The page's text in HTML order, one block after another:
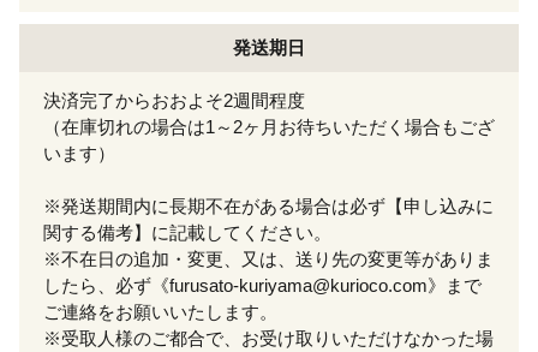
発送期日
決済完了からおおよそ2週間程度
（在庫切れの場合は1～2ヶ月お待ちいただく場合もござ
います）
※発送期間内に長期不在がある場合は必ず【申し込みに
関する備考】に記載してください。
※不在日の追加・変更、又は、送り先の変更等がありま
したら、必ず《furusato-kuriyama@kurioco.com》まで
ご連絡をお願いいたします。
※受取人様のご都合で、お受け取りいただけなかった場